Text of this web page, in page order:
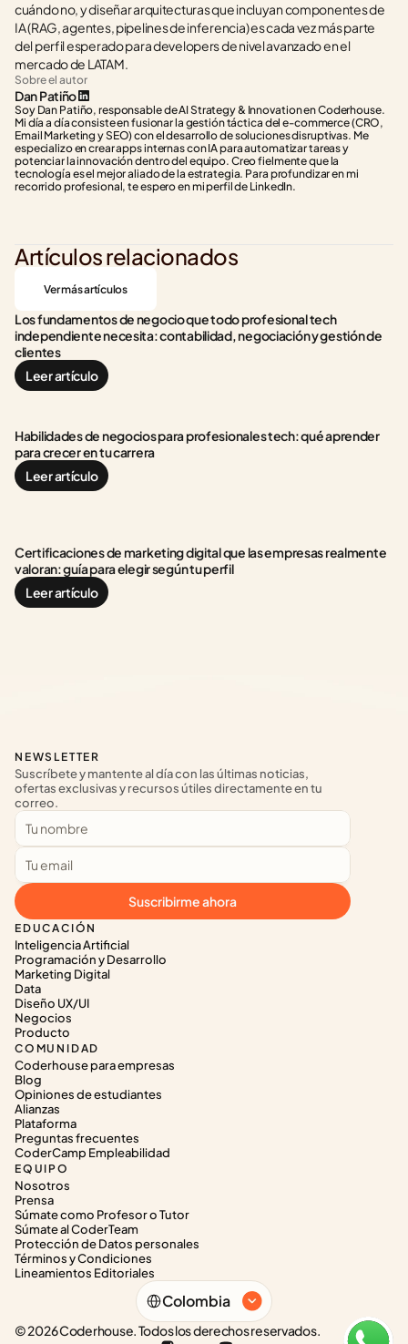
cuándo no, y diseñar arquitecturas que incluyan componentes de
IA (RAG, agentes, pipelines de inferencia) es cada vez más parte
del perfil esperado para developers de nivel avanzado en el
mercado de LATAM.
Sobre el autor
Dan Patiño
Soy Dan Patiño, responsable de AI Strategy & Innovation en Coderhouse.
Mi día a día consiste en fusionar la gestión táctica del e-commerce (CRO,
Email Marketing y SEO) con el desarrollo de soluciones disruptivas. Me
especializo en crear apps internas con IA para automatizar tareas y
potenciar la innovación dentro del equipo. Creo fielmente que la
tecnología es el mejor aliado de la estrategia. Para profundizar en mi
recorrido profesional, te espero en mi perfil de LinkedIn.
Artículos relacionados
Ver más artículos
Los fundamentos de negocio que todo profesional tech
independiente necesita: contabilidad, negociación y gestión de
clientes
Leer artículo
Habilidades de negocios para profesionales tech: qué aprender
para crecer en tu carrera
Leer artículo
Certificaciones de marketing digital que las empresas realmente
valoran: guía para elegir según tu perfil
Leer artículo
EDUCACIÓN
Inteligencia Artificial
Programación y Desarrollo
Marketing Digital
Data
Diseño UX/UI
Negocios
Producto
COMUNIDAD
Coderhouse para empresas
Blog
Opiniones de estudiantes
Alianzas
Plataforma
Preguntas frecuentes
CoderCamp Empleabilidad
EQUIPO
Nosotros
Prensa
Súmate como Profesor o Tutor
Súmate al CoderTeam
Protección de Datos personales
Términos y Condiciones
Lineamientos Editoriales
NEWSLETTER
Suscríbete y mantente al día con las últimas noticias,
ofertas exclusivas y recursos útiles directamente en tu
correo.
Suscribirme ahora
Select Language
Colombia
© 2026 Coderhouse. Todos los derechos reservados.